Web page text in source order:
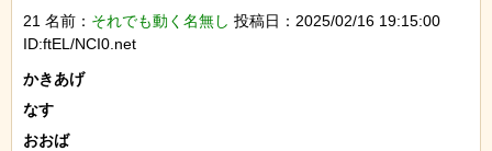
21 名前： それでも動く名無し 投稿日：2025/02/16 19:15:00
ID:ftEL/NCI0.net
かきあげ
なす
おおば